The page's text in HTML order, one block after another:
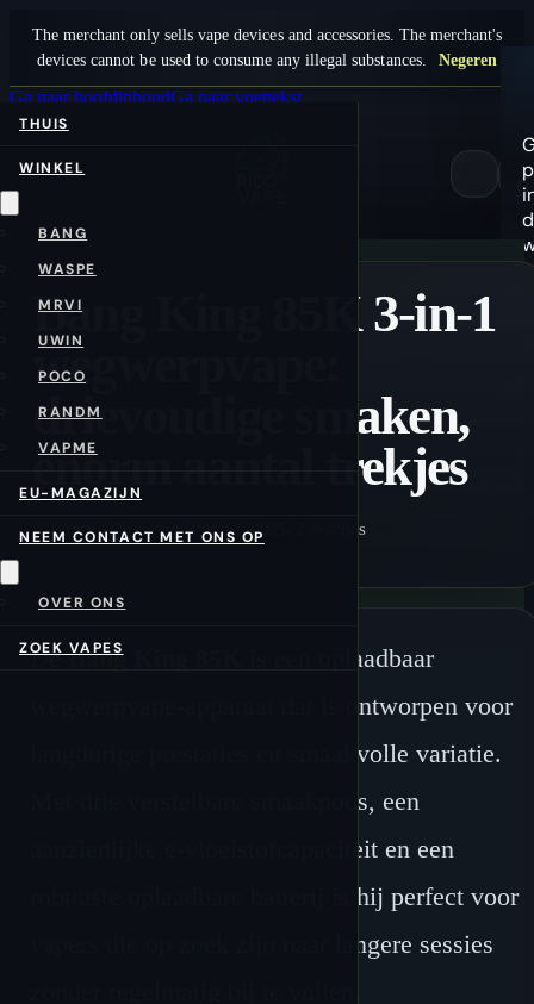
The merchant only sells vape devices and accessories. The merchant's
devices cannot be used to consume any illegal substances.
Negeren
Ga naar hoofdinhoudGa naar voettekst
THUIS
WINKEL
BANG
WASPE
MRVI
UWIN
POCO
RANDM
VAPME
EU-MAGAZIJN
NEEM CONTACT MET ONS OP
OVER ONS
ZOEK VAPES
0
Bang King 85K 3-in-1
wegwerpvape:
drievoudige smaken,
enorm aantal trekjes
Alejandro Cruz· augustus 12, 2025 2 reacties
DeBang King 85K
is een oplaadbaar
wegwerpvape-apparaat dat is ontworpen voor
langdurige prestaties en smaakvolle variatie.
Met drie verstelbare smaakpods, een
aanzienlijke e-vloeistofcapaciteit en een
robuuste oplaadbare batterij is hij perfect voor
vapers die op zoek zijn naar langere sessies